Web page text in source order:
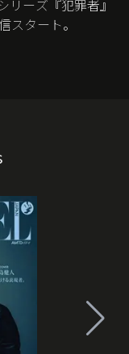
リーズ『犯罪者』
スタート。